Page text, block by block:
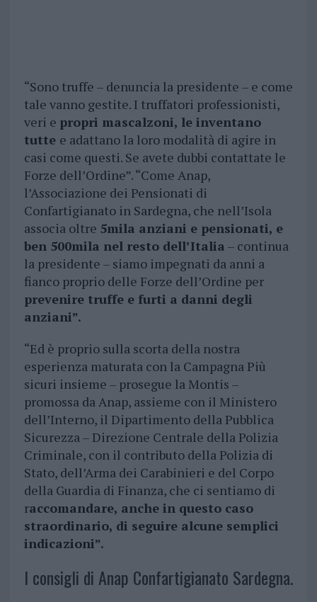
“Sono truffe – denuncia la presidente – e come
tale vanno gestite. I truffatori professionisti,
veri e propri mascalzoni, le inventano
tutte e adattano la loro modalità di agire in
casi come questi. Se avete dubbi contattate le
Forze dell’Ordine”. “Come Anap,
l’Associazione dei Pensionati di
Confartigianato in Sardegna, che nell’Isola
associa oltre 5mila anziani e pensionati, e
ben 500mila nel resto dell’Italia – continua
la presidente – siamo impegnati da anni a
fianco proprio delle Forze dell’Ordine per
prevenire truffe e furti a danni degli
anziani”.
“Ed è proprio sulla scorta della nostra
esperienza maturata con la Campagna Più
sicuri insieme – prosegue la Montis –
promossa da Anap, assieme con il Ministero
dell’Interno, il Dipartimento della Pubblica
Sicurezza – Direzione Centrale della Polizia
Criminale, con il contributo della Polizia di
Stato, dell’Arma dei Carabinieri e del Corpo
della Guardia di Finanza, che ci sentiamo di
raccomandare, anche in questo caso
straordinario, di seguire alcune semplici
indicazioni”.
I consigli di Anap Confartigianato Sardegna.